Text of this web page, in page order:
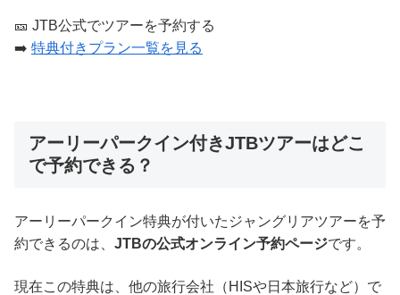
🎫 JTB公式でツアーを予約する
➡️ 特典付きプラン一覧を見る
アーリーパークイン付きJTBツアーはどこ
で予約できる？
アーリーパークイン特典が付いたジャングリアツアーを予
約できるのは、 JTBの公式オンライン予約ページです。
現在この特典は、他の旅行会社（HISや日本旅行など）で